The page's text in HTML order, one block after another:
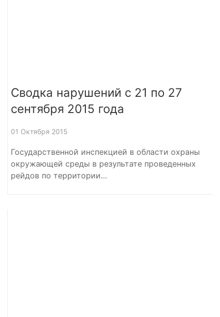
Сводка нарушений с 21 по 27
сентября 2015 года
01 Октября 2015
Государственной инспекцией в области охраны
окружающей среды в результате проведенных
рейдов по территории…